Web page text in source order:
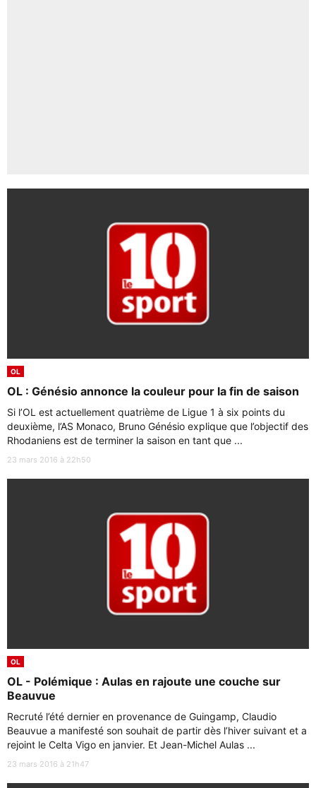
OL
OL : Génésio annonce la couleur pour la fin de saison
Si l’OL est actuellement quatrième de Ligue 1 à six points du
deuxième, l’AS Monaco, Bruno Génésio explique que l’objectif des
Rhodaniens est de terminer la saison en tant que ...
23 mars 2016 à 22h50
OL
OL - Polémique : Aulas en rajoute une couche sur
Beauvue
Recruté l’été dernier en provenance de Guingamp, Claudio
Beauvue a manifesté son souhait de partir dès l’hiver suivant et a
rejoint le Celta Vigo en janvier. Et Jean-Michel Aulas ...
23 mars 2016 à 21h47